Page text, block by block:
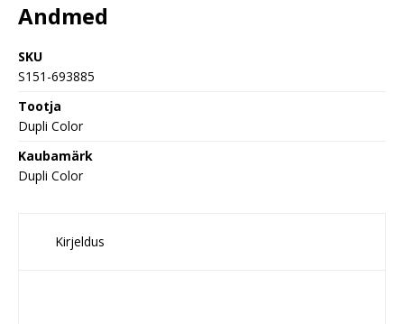
Andmed
SKU
S151-693885
Tootja
Dupli Color
Kaubamärk
Dupli Color
Kirjeldus